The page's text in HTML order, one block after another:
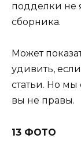
подделки не
сборника.
Может
удивить,
статьи. Но мы
вы не правы.
13 ФОТО